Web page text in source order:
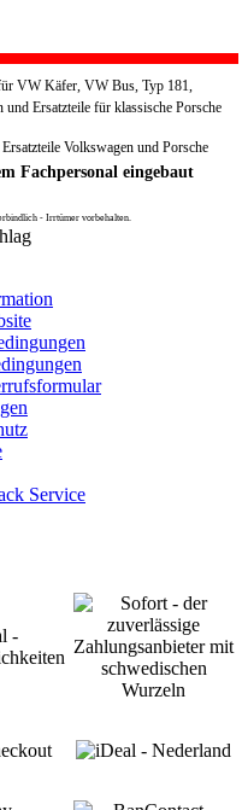
VW Käfer, VW Bus, Typ 181,
Ersatzteile für klassische Porsche
Fachpersonal eingebaut
- Irrtümer vorbehalten.
Service